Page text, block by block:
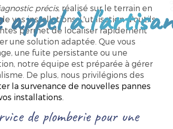
précis, réalisé sur le terrain en
vos installations. L'utilisation d'outils
permet de localiser rapidement
une solution adaptée. Que vous
une fuite persistante ou une
notre équipe est préparée à gérer
De plus, nous privilégions des
la survenance de nouvelles pannes
installations.
de plomberie pour une
à